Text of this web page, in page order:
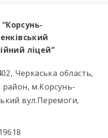
ліцей”
Черкаська область,
м.Корсунь-
вул.Перемоги,